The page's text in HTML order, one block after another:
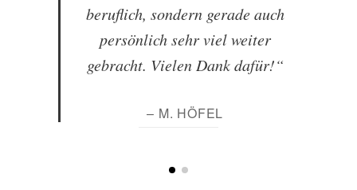
beruflich, sondern gerade auch
persönlich sehr viel weiter
gebracht. Vielen Dank dafür!“
– M. HÖFEL